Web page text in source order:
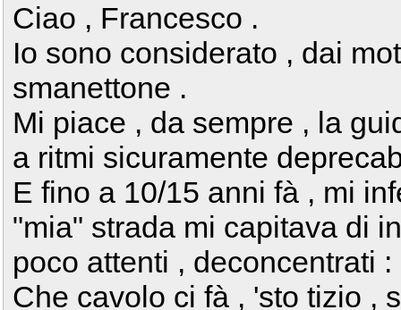
Ciao , Francesco .
Io sono considerato , dai
smanettone .
Mi piace , da sempre , la
a ritmi sicuramente
E fino a 10/15 anni fà , mi
"mia" strada mi capitava di
poco attenti , deconcentrati
Che cavolo ci fà , 'sto tizio ,